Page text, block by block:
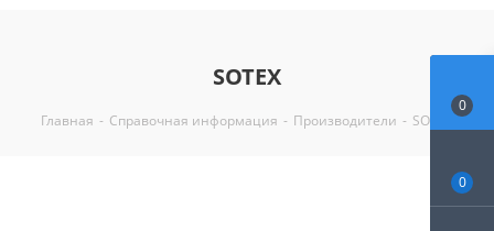
SOTEX
Главная - Справочная информация - Производители - SOTEX
0
0